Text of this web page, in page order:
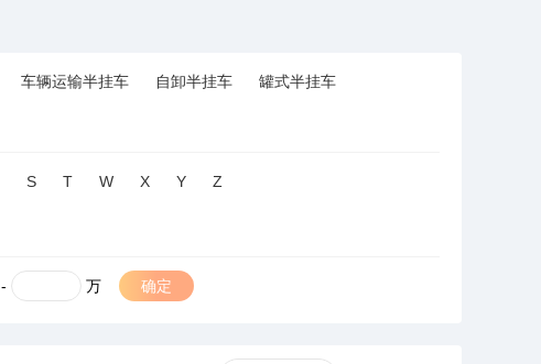
车辆运输半挂车 自卸半挂车 罐式半挂车
S T W X Y Z
- 万 确定